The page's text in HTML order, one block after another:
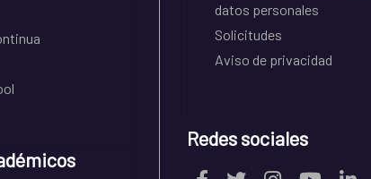
datos personales
Solicitudes
Aviso de privacidad
Redes sociales